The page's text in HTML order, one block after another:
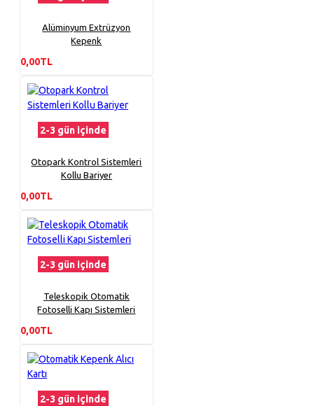
Alüminyum Extrüzyon
Kepenk
0,00TL
2-3 gün içinde
Otopark Kontrol Sistemleri
Kollu Bariyer
0,00TL
2-3 gün içinde
Teleskopik Otomatik
Fotoselli Kapı Sistemleri
0,00TL
2-3 gün içinde